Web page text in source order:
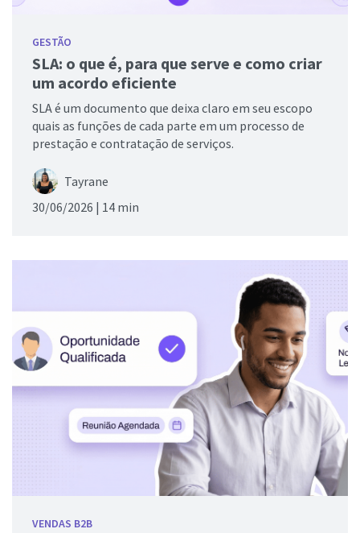
GESTÃO
SLA: o que é, para que serve e como criar
um acordo eficiente
SLA é um documento que deixa claro em seu escopo
quais as funções de cada parte em um processo de
prestação e contratação de serviços.
Tayrane
30/06/2026 | 14 min
VENDAS B2B